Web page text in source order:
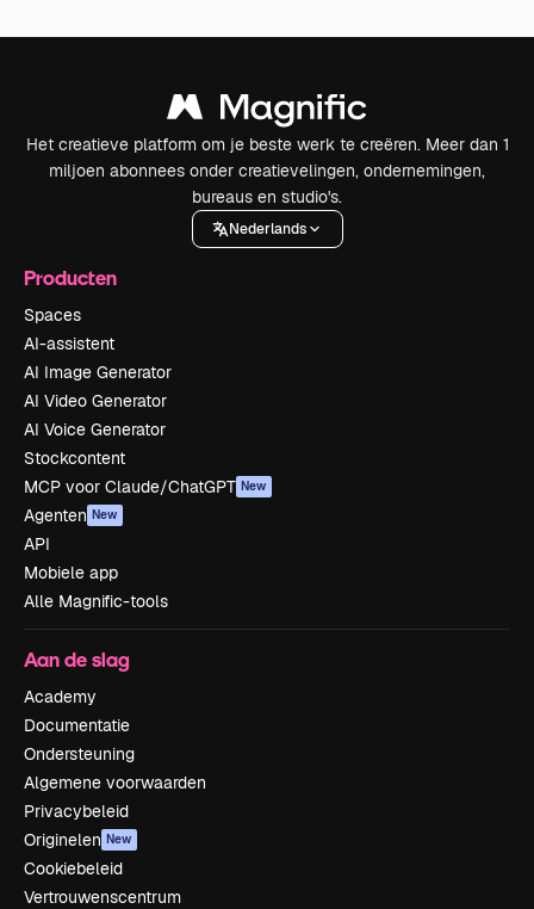
Het creatieve platform om je beste werk te creëren. Meer dan 1
miljoen abonnees onder creatievelingen, ondernemingen,
bureaus en studio's.
Nederlands
Producten
Spaces
AI-assistent
AI Image Generator
AI Video Generator
AI Voice Generator
Stockcontent
MCP voor Claude/ChatGPT New
Agenten New
API
Mobiele app
Alle Magnific-tools
Aan de slag
Academy
Documentatie
Ondersteuning
Algemene voorwaarden
Privacybeleid
Originelen New
Cookiebeleid
Vertrouwenscentrum